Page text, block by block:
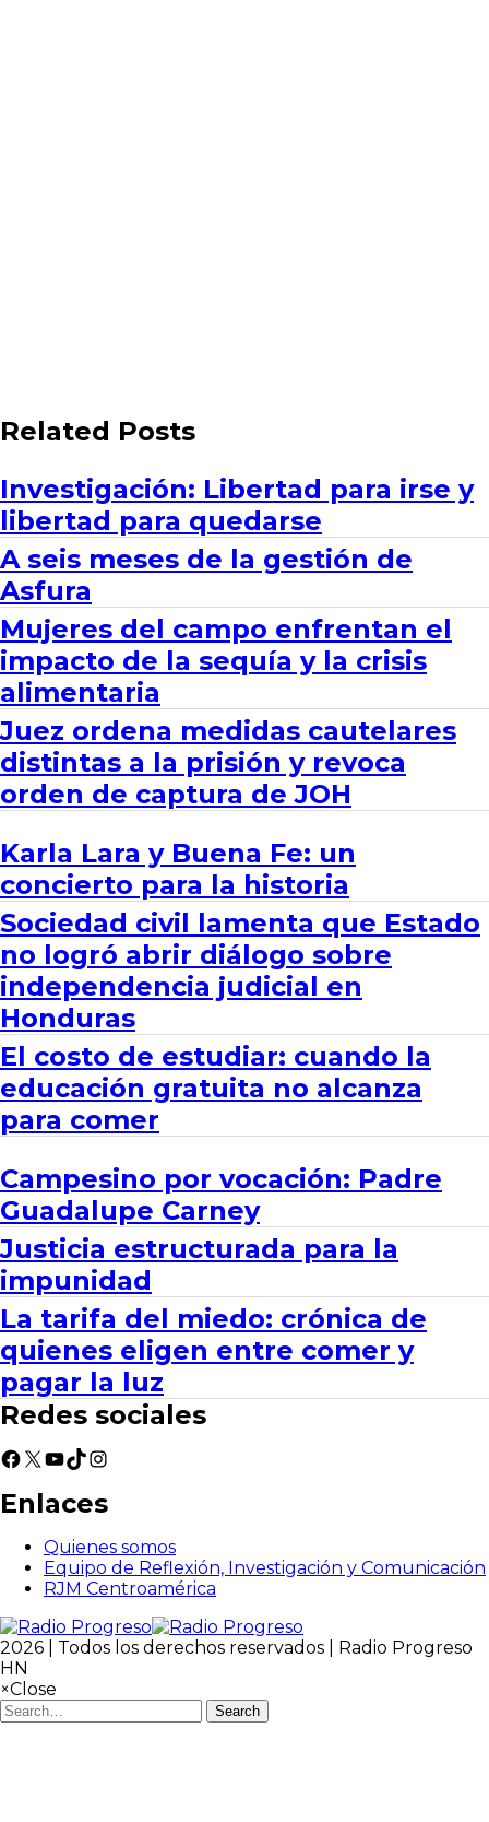
Related Posts
Investigación: Libertad para irse y
libertad para quedarse
A seis meses de la gestión de
Asfura
Mujeres del campo enfrentan el
impacto de la sequía y la crisis
alimentaria
Juez ordena medidas cautelares
distintas a la prisión y revoca
orden de captura de JOH
Karla Lara y Buena Fe: un
concierto para la historia
Sociedad civil lamenta que Estado
no logró abrir diálogo sobre
independencia judicial en
Honduras
El costo de estudiar: cuando la
educación gratuita no alcanza
para comer
Campesino por vocación: Padre
Guadalupe Carney
Justicia estructurada para la
impunidad
La tarifa del miedo: crónica de
quienes eligen entre comer y
pagar la luz
Redes sociales
Facebook X YouTube TikTok Instagram
Enlaces
Quienes somos
Equipo de Reflexión, Investigación y Comunicación
RJM Centroamérica
2026 | Todos los derechos reservados | Radio Progreso
HN
×Close
Search